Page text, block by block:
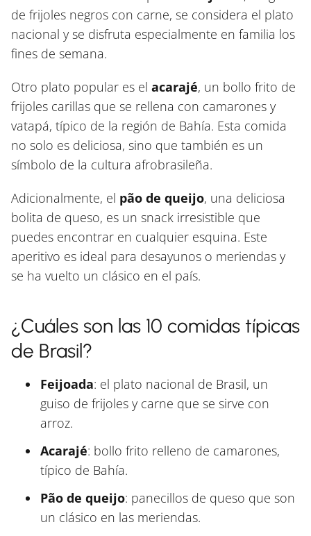
de frijoles negros con carne, se considera el plato
nacional y se disfruta especialmente en familia los
fines de semana.
Otro plato popular es el acarajé, un bollo frito de
frijoles carillas que se rellena con camarones y
vatapá, típico de la región de Bahía. Esta comida
no solo es deliciosa, sino que también es un
símbolo de la cultura afrobrasileña.
Adicionalmente, el pão de queijo, una deliciosa
bolita de queso, es un snack irresistible que
puedes encontrar en cualquier esquina. Este
aperitivo es ideal para desayunos o meriendas y
se ha vuelto un clásico en el país.
¿Cuáles son las 10 comidas típicas
de Brasil?
Feijoada: el plato nacional de Brasil, un
guiso de frijoles y carne que se sirve con
arroz.
Acarajé: bollo frito relleno de camarones,
típico de Bahía.
Pão de queijo: panecillos de queso que son
un clásico en las meriendas.